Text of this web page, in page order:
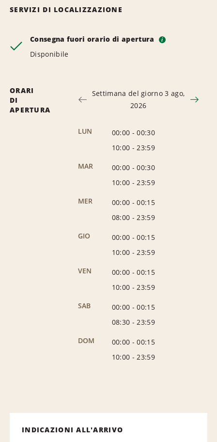
SERVIZI DI LOCALIZZAZIONE
Consegna fuori orario di apertura i
Disponibile
ORARI
DI
APERTURA
Settimana del giorno 3 ago,
2026
LUN 00:00 -00:30
10:00 - 23:59
MAR
00:00 -00:30
10:00 - 23:59
MER
00:00 -00:15
08:00 - 23:59
GIO
00:00 -00:15
10:00 - 23:59
VEN
00:00 -00:15
10:00 - 23:59
SAB
00:00 -00:15
08:30 - 23:59
DOM
00:00 -00:15
10:00 - 23:59
INDICAZIONI ALL'ARRIVO